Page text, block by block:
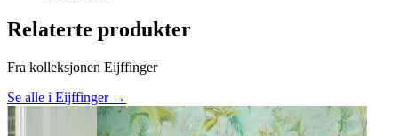
Relaterte produkter
Fra kolleksjonen Eijffinger
Se alle i Eijffinger →